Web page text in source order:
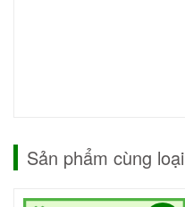
Sản phẩm cùng loại